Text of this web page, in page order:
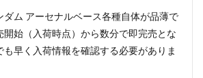
ダム アーセナルベース各種自体が品薄で
開始（入荷時点）から数分で即完売とな
も早く入荷情報を確認する必要がありま